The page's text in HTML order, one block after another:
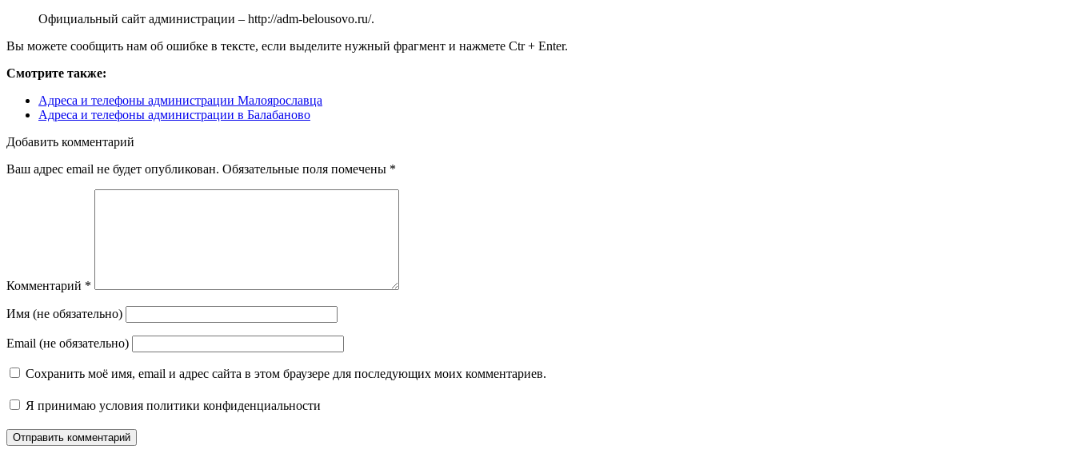
Официальный сайт администрации – http://adm-belousovo.ru/.
Вы можете сообщить нам об ошибке в тексте, если выделите нужный фрагмент и нажмете Ctr + Enter.
Смотрите также:
Адреса и телефоны администрации Малоярославца
Адреса и телефоны администрации в Балабаново
Добавить комментарий
Ваш адрес email не будет опубликован. Обязательные поля помечены *
Комментарий *
Имя (не обязательно)
Email (не обязательно)
Сохранить моё имя, email и адрес сайта в этом браузере для последующих моих комментариев.
Я принимаю условия политики конфиденциальности